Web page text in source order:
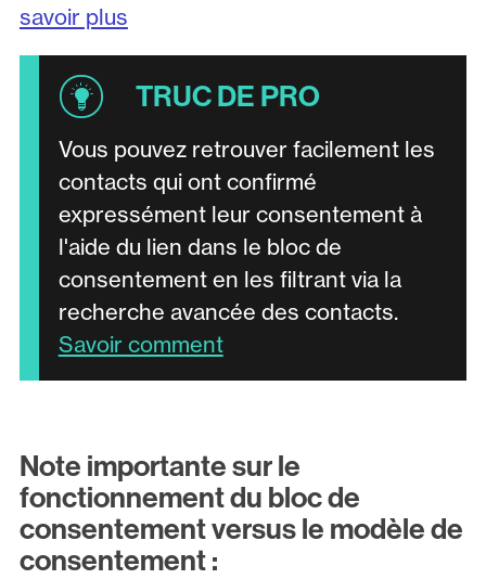
savoir plus
Vous pouvez retrouver facilement les
contacts qui ont confirmé
expressément leur consentement à
l'aide du lien dans le bloc de
consentement en les filtrant via la
recherche avancée des contacts.
Savoir comment
Note importante sur le
fonctionnement du bloc de
consentement versus le modèle de
consentement :